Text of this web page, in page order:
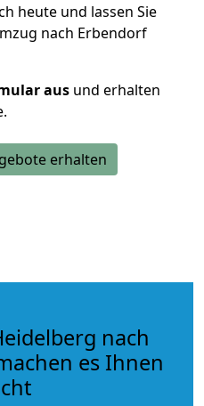
heute und lassen Sie
nach Erbendorf
aus und erhalten
erhalten
nach
es Ihnen